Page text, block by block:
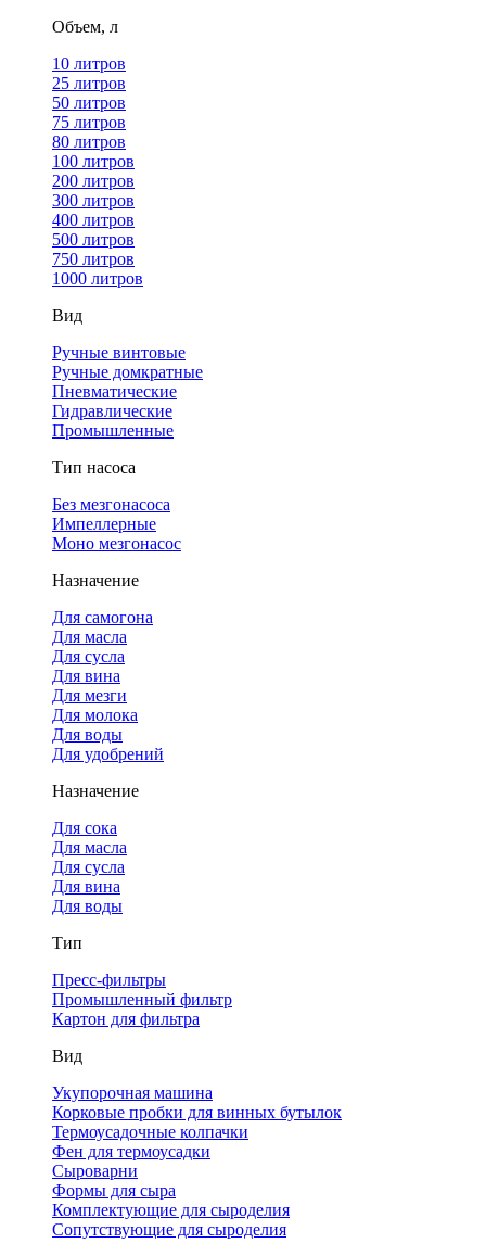
Объем, л
10 литров
25 литров
50 литров
75 литров
80 литров
100 литров
200 литров
300 литров
400 литров
500 литров
750 литров
1000 литров
Вид
Ручные винтовые
Ручные домкратные
Пневматические
Гидравлические
Промышленные
Тип насоса
Без мезгонасоса
Импеллерные
Моно мезгонасос
Назначение
Для самогона
Для масла
Для сусла
Для вина
Для мезги
Для молока
Для воды
Для удобрений
Назначение
Для сока
Для масла
Для сусла
Для вина
Для воды
Тип
Пресс-фильтры
Промышленный фильтр
Картон для фильтра
Вид
Укупорочная машина
Корковые пробки для винных бутылок
Термоусадочные колпачки
Фен для термоусадки
Сыроварни
Формы для сыра
Комплектующие для сыроделия
Сопутствующие для сыроделия